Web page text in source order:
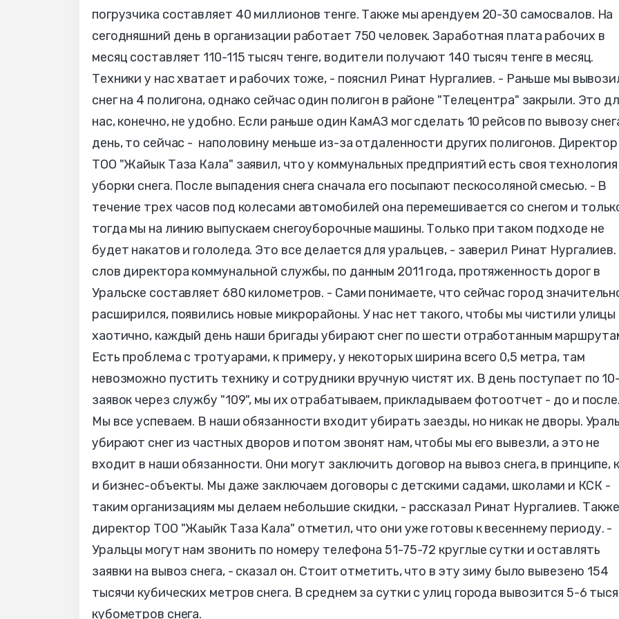
погрузчика составляет 40 миллионов тенге. Также мы арендуем 20-30 самосвалов. На
сегодняшний день в организации работает 750 человек. Заработная плата рабочих в
месяц составляет 110-115 тысяч тенге, водители получают 140 тысяч тенге в месяц.
Техники у нас хватает и рабочих тоже, - пояснил Ринат Нургалиев. - Раньше мы
снег на 4 полигона, однако сейчас один полигон в районе "Телецентра" закрыли. Это
нас, конечно, не удобно. Если раньше один КамАЗ мог сделать 10 рейсов по вывозу
день, то сейчас - наполовину меньше из-за отдаленности других полигонов. Директор
ТОО "Жайык Таза Кала" заявил, что у коммунальных предприятий есть своя технология
уборки снега. После выпадения снега сначала его посыпают пескосоляной смесью. - В
течение трех часов под колесами автомобилей она перемешивается со снегом и
тогда мы на линию выпускаем снегоуборочные машины. Только при таком подходе не
будет накатов и гололеда. Это все делается для уральцев, - заверил Ринат
слов директора коммунальной службы, по данным 2011 года, протяженность дорог в
Уральске составляет 680 километров. - Сами понимаете, что сейчас город
расширился, появились новые микрорайоны. У нас нет такого, чтобы мы чистили улицы
хаотично, каждый день наши бригады убирают снег по шести отработанным
Есть проблема с тротуарами, к примеру, у некоторых ширина всего 0,5 метра, там
невозможно пустить технику и сотрудники вручную чистят их. В день поступает по
заявок через службу "109", мы их отрабатываем, прикладываем фотоотчет - до и после.
Мы все успеваем. В наши обязанности входит убирать заезды, но никак не дворы.
убирают снег из частных дворов и потом звонят нам, чтобы мы его вывезли, а это не
входит в наши обязанности. Они могут заключить договор на вывоз снега, в принципе,
и бизнес-объекты. Мы даже заключаем договоры с детскими садами, школами и КСК -
таким организациям мы делаем небольшие скидки, - рассказал Ринат Нургалиев. Также
директор ТОО "Жаыйк Таза Кала" отметил, что они уже готовы к весеннему периоду. -
Уральцы могут нам звонить по номеру телефона 51-75-72 круглые сутки и оставлять
заявки на вывоз снега, - сказал он. Стоит отметить, что в эту зиму было вывезено 154
тысячи кубических метров снега. В среднем за сутки с улиц города вывозится 5-6
кубометров снега.